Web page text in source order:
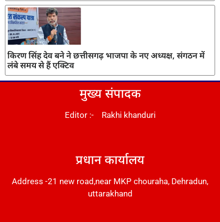
किरण सिंह देव बने ने छत्तीसगढ़ भाजपा के नए अध्यक्ष, संगठन में
लंबे समय से हैं एक्टिव
मुख्य संपादक
Editor :- Rakhi khanduri
प्रधान कार्यालय
Address -21 new road,near MKP chouraha, Dehradun,
uttarakhand